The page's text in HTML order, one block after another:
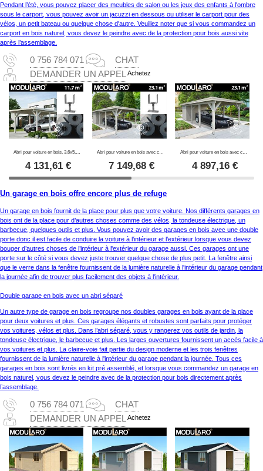
Pendant l’été, vous pouvez placer des meubles de salon ou les jeux des enfants à l'ombre
sous le carport, vous pouvez avoir un jacuzzi en dessous ou utiliser le carport pour des
vélos, un petit bateau ou quelque chose d'autre. Veuillez noter que si vous commandez un
carport en bois naturel, vous devez le peindre avec de la protection pour bois aussi vite
après l’assemblage.
0 756 784 071
CHAT
DEMANDER UN APPEL
Achetez
4 131,61 € 7 149,68€
Abri pour voiture en bois avec cabane à outils, 3,6x7,62x2,32m, 23,1m², Naturel
4 897,16€
Un garage en bois offre encore plus de refuge
Un garage en bois fournit de la place pour plus que votre voiture. Nos différents garages en
bois ont de la place pour d’autres choses comme des vélos, la tondeuse électrique, un
barbecue, quelques outils et plus. Vous pouvez avoir des garages en bois avec une double
porte donc il est facile de conduire la voiture à l’intérieur et l’extérieur lorsque vous devez
bouger d’autres choses de l’intérieur à l'extérieur du garage aussi. Ces garages ont une
porte sur le côté si vous devez juste trouver quelque chose de plus petit. La fenêtre ainsi
que le verre dans la fenêtre fournissent de la lumière naturelle à l'intérieur du garage pendant
la journée afin de trouver plus facilement des objets à l'intérieur.
Double garage en bois avec un abri séparé
Un autre type de garage en bois regroupe nos doubles garages en bois ayant de la place
pour deux voitures et plus. Ces garages élégants et robustes sont parfaits pour protéger
vos voitures, vélos et plus. Dans l’abri séparé, vous y rangerez vos outils de jardin, la
tondeuse électrique, le barbecue et plus. Les larges ouvertures fournissent un accès facile à
vos voitures et plus. La claire-voie fait partie du design moderne et les trois fenêtres
fournissent de la lumière naturelle à l'intérieur du garage pendant la journée. Tous ces
garages en bois sont livrés en kit pré assemblé, et lorsque vous commandez un garage en
bois naturel, vous devez le peindre avec de la protection pour bois directement après
l’assemblage.
0 756 784 071
CHAT
DEMANDER UN APPELAchetez